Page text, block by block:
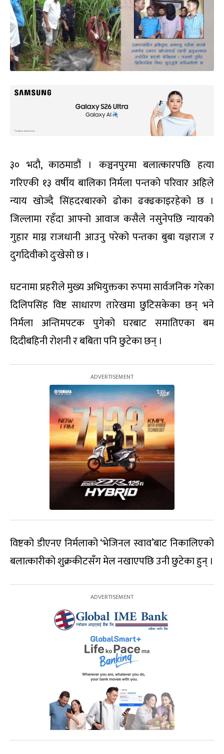
३० भदौ, काठमाडौं । कञ्चनपुरमा बलात्कारपछि हत्या
गरिएकी १३ वर्षीय बालिका निर्मला पन्तको परिवार अहिले
न्याय खोज्दै सिंहदरबारको ढोका ढक्ढकाइरहेको छ ।
जिल्लामा रहँदा आफ्नो आवाज कसैले नसुनेपछि न्यायको
गुहार माग्न राजधानी आउनु परेको पन्तका बुबा यज्ञराज र
दुर्गादेवीको दुःखेसो छ ।
घटनामा प्रहरीले मुख्य अभियुक्तका रुपमा सार्वजनिक गरेका
दिलिपसिंह विष्ट साधारण तारेखमा छुटिसकेका छन् भने
निर्मला अन्तिमपटक पुगेको घरबाट समातिएका बम
दिदीबहिनी रोशनी र बबिता पनि छुटेका छन् ।
विष्टको डीएनए निर्मलाको ‘भेजिनल स्वाव’बाट निकालिएको
बलात्कारीको शुक्रकीटसँग मेल नखाएपछि उनी छुटेका हुन् ।